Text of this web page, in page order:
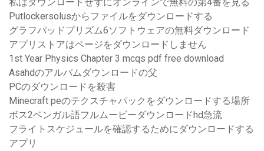
私はダウンロードせずにオンラインで無料の第4番を見る
Putlockersolusからファイルをダウンロードする
グラフパッドプリズム6ソフトウェアの無料ダウンロード
アプリストアはページをダウンロードしません
1st Year Physics Chapter 3 mcqs pdf free download
Asahdのアルバムダウンロードの父
PCのダウンロードを殺害
Minecraft peのテクスチャパックをダウンロードする場所
ボス2ベンガル語フルムービーダウンロードhd急流
フライトスケジュールを確認するためにダウンロードする
アプリ